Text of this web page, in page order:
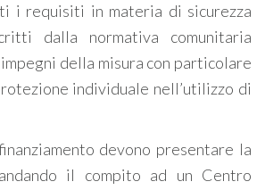
i requisiti in materia di sicurezza
dalla normativa comunitaria
della misura con particolare
individuale nell’utilizzo di
devono presentare la
il compito ad un Centro